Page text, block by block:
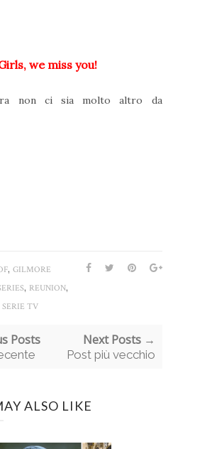
we miss you!
non ci sia molto altro da
, GILMORE
, REUNION,
SERIE TV
Posts Next Posts →
Post più vecchio
ALSO LIKE